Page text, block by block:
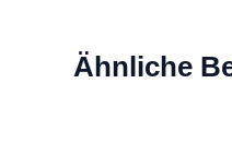
Ähnliche